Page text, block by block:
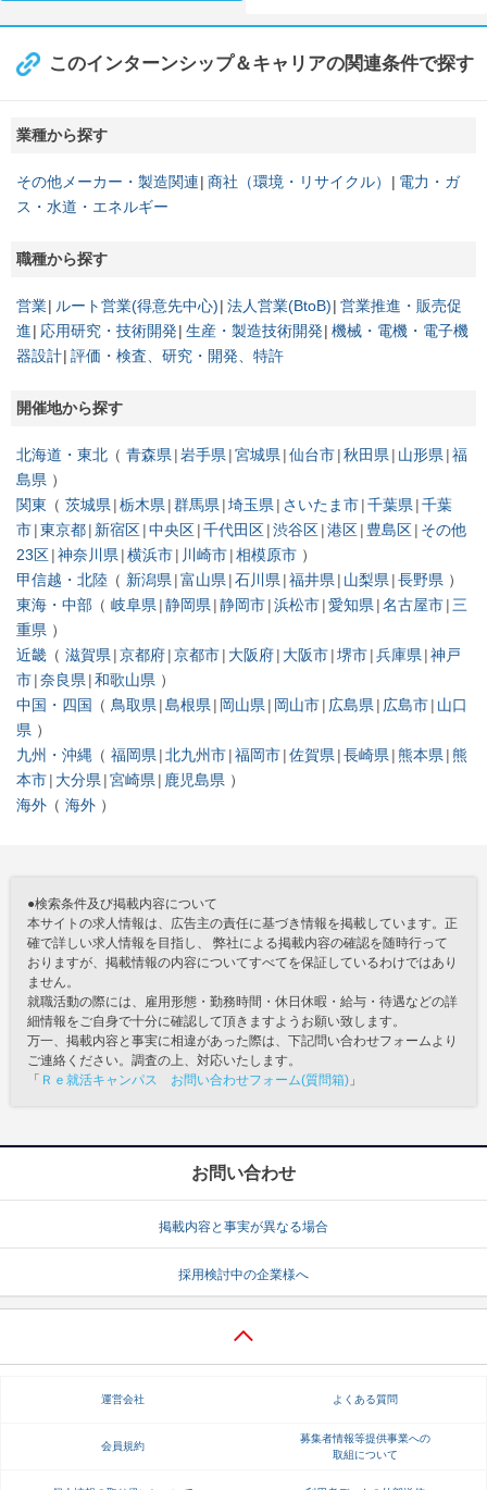
このインターンシップ＆キャリアの関連条件で探す
業種から探す
その他メーカー・製造関連 商社（環境・リサイクル）
電力・ガ
ス・水道・エネルギー
職種から探す
営業 ルート営業(得意先中心) 法人営業(BtoB) 営業推進・販売促
進
応用研究・技術開発 生産・製造技術開発 機械・電機・電子機
器設計 評価・検査、研究・開発、特許
開催地から探す
北海道・東北 青森県 岩手県 宮城県 仙台市 秋田県 山形県 福
島県
関東
茨城県 栃木県 群馬県 埼玉県 さいたま市 千葉県 千葉
市 東京都 新宿区 中央区 千代田区 渋谷区 港区 豊島区 その他
23区 神奈川県 横浜市 川崎市 相模原市
甲信越・北陸
新潟県 富山県 石川県 福井県 山梨県 長野県
東海・中部
岐阜県 静岡県 静岡市 浜松市 愛知県 名古屋市 三
重県
近畿
滋賀県 京都府 京都市 大阪府 大阪市 堺市 兵庫県 神戸
市 奈良県 和歌山県
中国・四国
鳥取県 島根県 岡山県 岡山市 広島県 広島市 山口
県
九州・沖縄
福岡県 北九州市 福岡市 佐賀県 長崎県 熊本県 熊
本市 大分県 宮崎県
鹿児島県
海外
海外
●検索条件及び掲載内容について
本サイトの求人情報は、広告主の責任に基づき情報を掲載しています。正
確で詳しい求人情報を目指し、 弊社による掲載内容の確認を随時行って
おりますが、掲載情報の内容についてすべてを保証しているわけではあり
ません。
就職活動の際には、雇用形態・勤務時間・休日休暇・給与・待遇などの詳
細情報をご自身で十分に確認して頂きますようお願い致します。
万一、掲載内容と事実に相違があった際は、下記問い合わせフォームより
ご連絡ください。調査の上、対応いたします。
「 Ｒｅ就活キャンパス お問い合わせフォーム(質問箱) 」
お問い合わせ
掲載内容と事実が異なる場合
採用検討中の企業様へ
運営会社 よくある質問
会員規約
募集者情報等提供事業への
取組について